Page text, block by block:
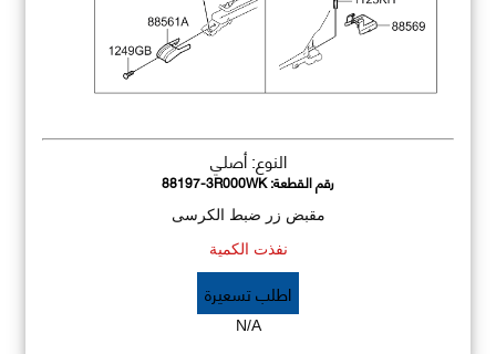
النوع: أصلي
رقم القطعة:88197-3R000WK
مقبض زر ضبط الكرسى
نفذت الكمية
اطلب تسعيرة
N/A